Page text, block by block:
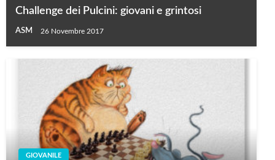
Challenge dei Pulcini: giovani e grintosi
ASM 26 Novembre 2017
GIOVANILE